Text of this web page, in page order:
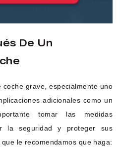
De Un
coche grave, especialmente uno
adicionales como un
tomar las medidas
la seguridad y proteger sus
le recomendamos que haga: